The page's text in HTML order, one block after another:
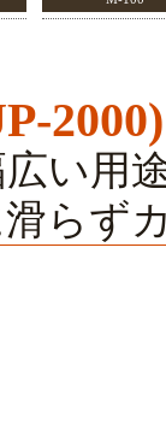
2000)
い用
らず